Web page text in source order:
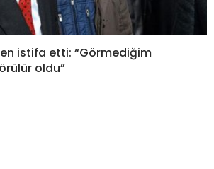
istifa etti: “Görmediğim
oldu”